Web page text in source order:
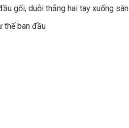
gối, duỗi thẳng hai tay xuống sàn
thế ban đầu